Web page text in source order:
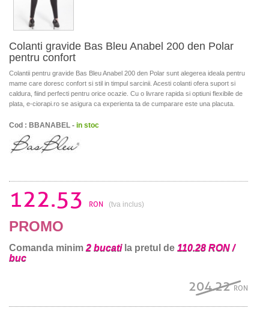
Colanti gravide Bas Bleu Anabel 200 den Polar
pentru confort
Colantii pentru gravide Bas Bleu Anabel 200 den Polar sunt alegerea ideala pentru
mame care doresc confort si stil in timpul sarcinii. Acesti colanti ofera suport si
caldura, fiind perfecti pentru orice ocazie. Cu o livrare rapida si optiuni flexibile de
plata, e-ciorapi.ro se asigura ca experienta ta de cumparare este una placuta.
Cod : BBANABEL - in stoc
122.53 RON (tva inclus)
PROMO
Comanda minim 2 bucatila pretul de 110.28 RON /
buc
204.22RON